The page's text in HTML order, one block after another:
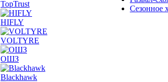
TopTrust
HIFLY
VOLTYRE
ОШЗ
Blackhawk
Сезонное